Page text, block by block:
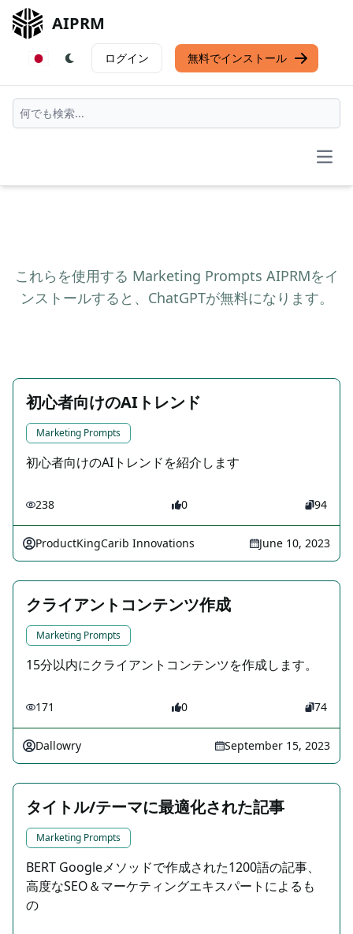
AIPRM
ログイン 無料でインストール
これらを使用する Marketing Prompts AIPRMをイ
ンストールすると、ChatGPTが無料になります。
初心者向けのAIトレンド
Marketing Prompts
初心者向けのAIトレンドを紹介します
238 0 94
ProductKingCarib Innovations June 10, 2023
クライアントコンテンツ作成
Marketing Prompts
15分以内にクライアントコンテンツを作成します。
171 0 74
Dallowry September 15, 2023
タイトル/テーマに最適化された記事
Marketing Prompts
BERT Googleメソッドで作成された1200語の記事、
高度なSEO＆マーケティングエキスパートによるも
の